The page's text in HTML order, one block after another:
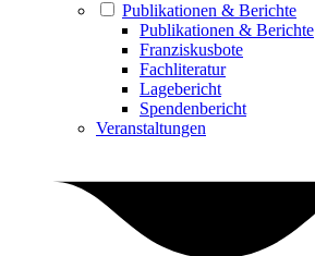
Publikationen & Berichte
Publikationen & Berichte
Franziskusbote
Fachliteratur
Lagebericht
Spendenbericht
Veranstaltungen